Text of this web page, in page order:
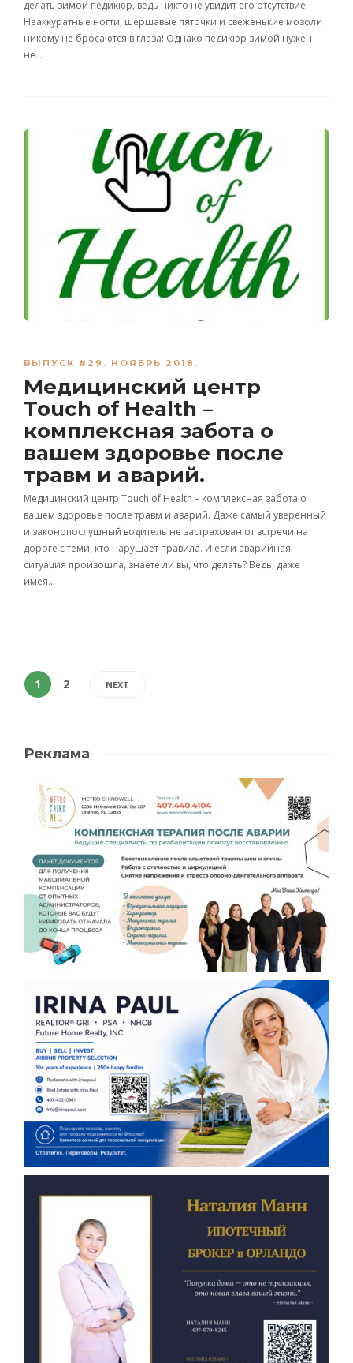
делать зимой педикюр, ведь никто не увидит его отсутствие.
Неаккуратные ногти, шершавые пяточки и свеженькие мозоли
никому не бросаются в глаза! Однако педикюр зимой нужен
не…
ВЫПУСК #29. НОЯБРЬ 2018.
Медицинский центр
Touch of Health –
комплексная забота о
вашем здоровье после
травм и аварий.
Медицинский центр Touch of Health – комплексная забота о
вашем здоровье после травм и аварий. Даже самый уверенный
и законопослушный водитель не застрахован от встречи на
дороге с теми, кто нарушает правила. И если аварийная
ситуация произошла, знаете ли вы, что делать? Ведь, даже
имея…
1 2 NEXT
Реклама